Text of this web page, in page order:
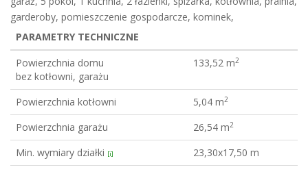
garderoby, pomieszczenie gospodarcze, kominek,
PARAMETRY TECHNICZNE
Powierzchnia domu
bez kotłowni, garażu
133,52 m2
Powierzchnia kotłowni 5,04 m2
Powierzchnia garażu 26,54 m2
Min. wymiary działki [i]
23,30x17,50 m